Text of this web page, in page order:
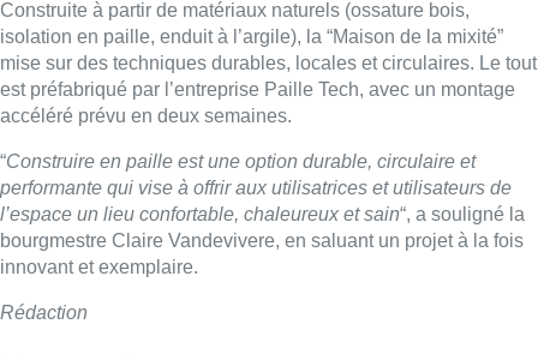
Construite à partir de matériaux naturels (ossature bois,
isolation en paille, enduit à l’argile), la “Maison de la mixité”
mise sur des techniques durables, locales et circulaires. Le tout
est préfabriqué par l’entreprise Paille Tech, avec un montage
accéléré prévu en deux semaines.
“Construire en paille est une option durable, circulaire et
performante qui vise à offrir aux utilisatrices et utilisateurs de
l’espace un lieu confortable, chaleureux et sain“, a souligné la
bourgmestre Claire Vandevivere, en saluant un projet à la fois
innovant et exemplaire.
Rédaction